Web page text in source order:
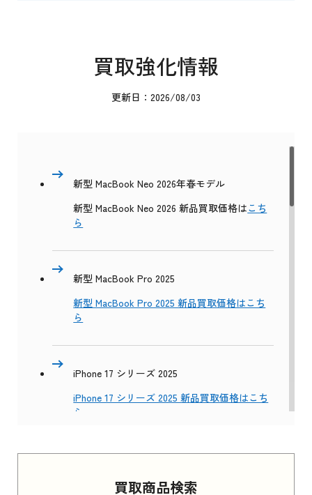
買取商品検索
買取強化情報
更新日：2026/08/03
新型 MacBook Neo 2026年春モデル
新型 MacBook Neo 2026 新品買取価格はこち
ら
新型 MacBook Pro 2025
新型 MacBook Pro 2025 新品買取価格はこち
ら
iPhone 17 シリーズ 2025
iPhone 17 シリーズ 2025 新品買取価格はこち
ら